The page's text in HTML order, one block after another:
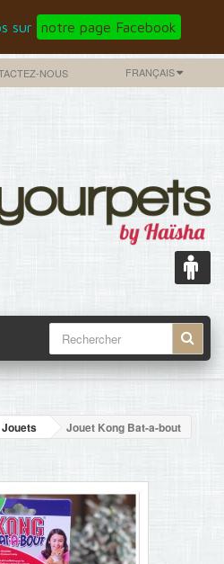
sur notre page Facebook
FRANÇAIS
NOUS
+
Jouets Jouet Kong Bat-a-bout